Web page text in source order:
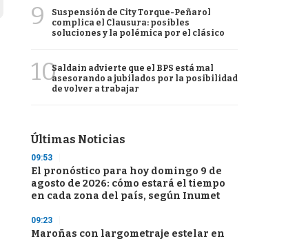
9
Suspensión de City Torque-Peñarol
complica el Clausura: posibles
soluciones y la polémica por el clásico
10Saldain advierte que el BPS está mal
asesorando a jubilados por la posibilidad
de volver a trabajar
Últimas Noticias
09:53
El pronóstico para hoy domingo 9 de
agosto de 2026: cómo estará el tiempo
en cada zona del país, según Inumet
09:23
Maroñas con largometraje estelar en